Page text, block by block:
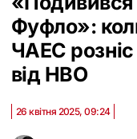
Фуфло»:
ЧАЕС
від НВО
26 квітня 2025, 09:24